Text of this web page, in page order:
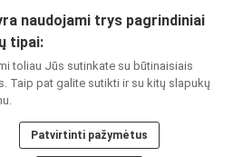
su 22CPrivatumo politika
naudojami trys pagrindiniai
tipai:
toliau Jūs sutinkate su būtinaisiais
Taip pat galite sutikti ir su kitų slapukų
Patvirtinti pažymėtus